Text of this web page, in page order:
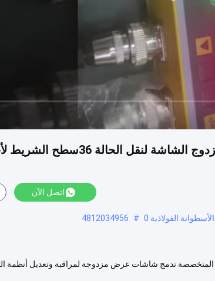
2485118 مربع التوصيل مربع التحكم مزدوج
اتصل الآن
الفولاذية 0 #
4812034956
المتخصصة تدمج شاشات عرض مزدوجة لمراقبة وتعديل أنظمة